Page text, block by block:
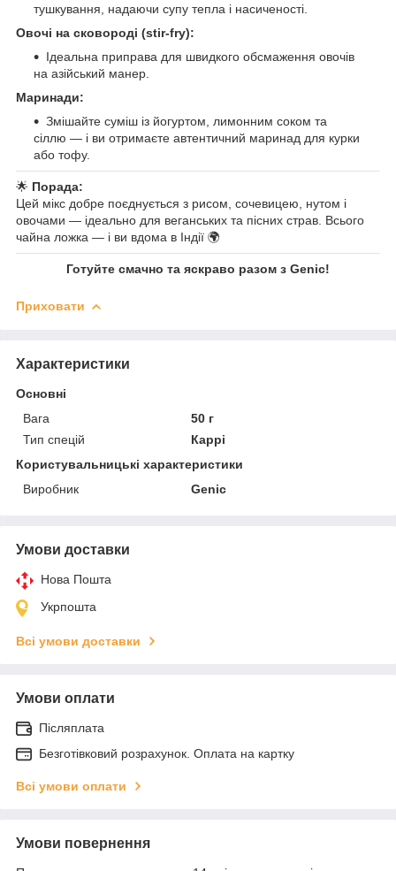
тушкування, надаючи супу тепла і насиченості.
Овочі на сковороді (stir-fry):
Ідеальна приправа для швидкого обсмаження овочів
на азійський манер.
Маринади:
Змішайте суміш із йогуртом, лимонним соком та
сіллю — і ви отримаєте автентичний маринад для курки
або тофу.
🌟 Порада:
Цей мікс добре поєднується з рисом, сочевицею, нутом і
овочами — ідеально для веганських та пісних страв. Всього
чайна ложка — і ви вдома в Індії 🌍
Готуйте смачно та яскраво разом з Genic!
Приховати
Характеристики
Основні
Вага
50 г
Тип спецій
Каррі
Користувальницькі характеристики
Виробник
Genic
Умови доставки
Нова Пошта
Укрпошта
Всі умови доставки
Умови оплати
Післяплата
Безготівковий розрахунок. Оплата на картку
Всі умови оплати
Умови повернення